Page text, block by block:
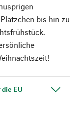
bis hin zu
EU